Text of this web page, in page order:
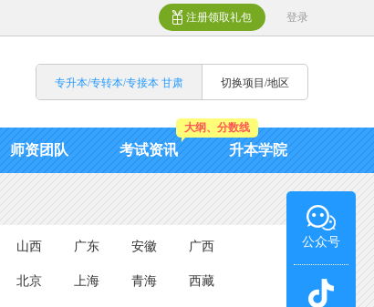
注册领取礼包 登录
专升本/专转本/专接本 甘肃 切换项目/地区
师资团队 考试资讯
大纲、分数线
升本学院
山西 广东 安徽 广西
北京 上海 青海 西藏
公众号